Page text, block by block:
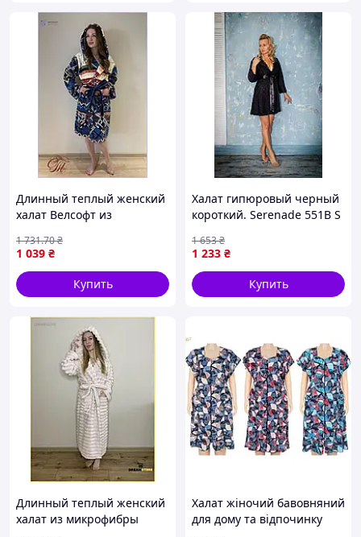
Длинный теплый женский
халат Велсофт из
для дома и ванны размер
М 46-48 МШоп1
1 039 ₴
1 731.70₴
Купить
Халат гипюровый черный
короткий. Serenade 551В S
1 233 ₴
1 653₴
Купить
Длинный теплый женский
халат из микрофибры
Халат жіночий бавовняний
для дому та відпочинку